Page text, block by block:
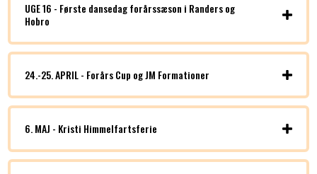
UGE 16 - Første dansedag forårssæson i Randers og
Hobro
24.-25. APRIL - Forårs Cup og JM Formationer
6. MAJ - Kristi Himmelfartsferie